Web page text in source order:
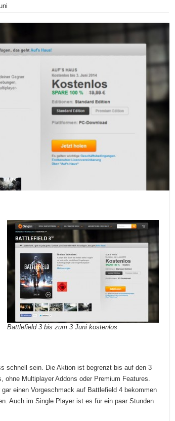
Battlefield 3 bis zum 3 Juni kostenlos
schnell sein. Die Aktion ist begrenzt bis auf den 3
Multiplayer Addons oder Premium Features.
einen Vorgeschmack auf Battlefield 4 bekommen
Auch im Single Player ist es für ein paar Stunden